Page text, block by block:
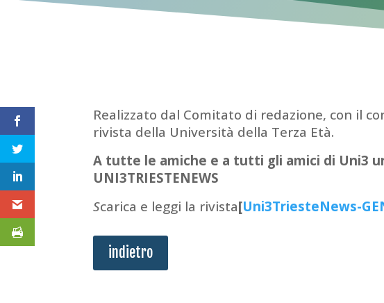
Realizzato dal Comitato di redazione, con il
rivista della Università della Terza Età.
A tutte le amiche e a tutti gli amici di Uni3
UNI3TRIESTENEWS
Scarica e leggi la rivista[Uni3TriesteNews-
indietro